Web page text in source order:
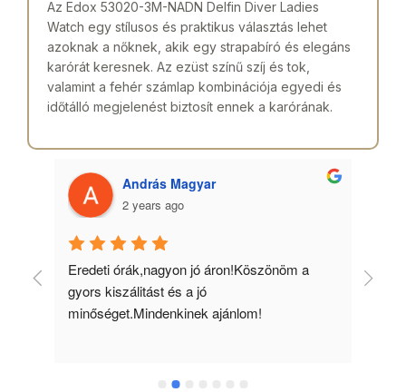
Az Edox 53020-3M-NADN Delfin Diver Ladies
Watch egy stílusos és praktikus választás lehet
azoknak a nőknek, akik egy strapabíró és elegáns
karórát keresnek. Az ezüst színű szíj és tok,
valamint a fehér számlap kombinációja egyedi és
időtálló megjelenést biztosít ennek a karórának.
András Magyar
2 years ago
Eredeti órák,nagyon jó áron!Köszönöm a
gyors kiszálitást és a jó
minőséget.Mindenkinek ajánlom!